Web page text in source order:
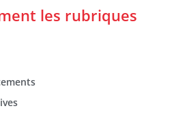
les rubriques